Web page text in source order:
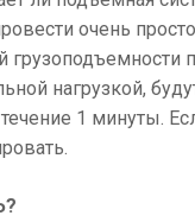
очень
нагрузкой,
1 минуты.